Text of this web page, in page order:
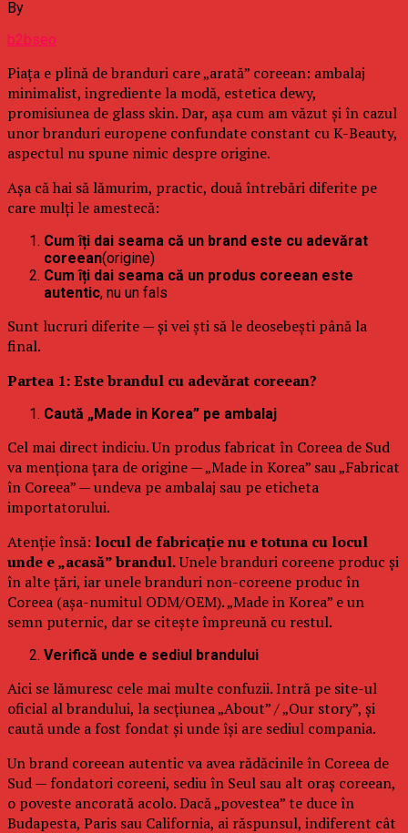
By
b2bseo
Piața e plină de branduri care „arată” coreean: ambalaj
minimalist, ingrediente la modă, estetica dewy,
promisiunea de glass skin. Dar, așa cum am văzut și în cazul
unor branduri europene confundate constant cu K-Beauty,
aspectul nu spune nimic despre origine.
Așa că hai să lămurim, practic, două întrebări diferite pe
care mulți le amestecă:
Cum îți dai seama că un brand este cu adevărat
coreean(origine)
Cum îți dai seama că un produs coreean este
autentic, nu un fals
Sunt lucruri diferite — și vei ști să le deosebești până la
final.
Partea 1: Este brandul cu adevărat coreean?
Caută „Made in Korea” pe ambalaj
Cel mai direct indiciu. Un produs fabricat în Coreea de Sud
va menționa țara de origine — „Made in Korea” sau „Fabricat
în Coreea” — undeva pe ambalaj sau pe eticheta
importatorului.
Atenție însă: locul de fabricație nu e totuna cu locul
unde e „acasă” brandul.Unele branduri coreene produc și
în alte țări, iar unele branduri non-coreene produc în
Coreea (așa-numitul ODM/OEM). „Made in Korea” e un
semn puternic, dar se citește împreună cu restul.
Verifică unde e sediul brandului
Aici se lămuresc cele mai multe confuzii. Intră pe site-ul
oficial al brandului, la secțiunea „About” / „Our story”, și
caută unde a fost fondat și unde își are sediul compania.
Un brand coreean autentic va avea rădăcinile în Coreea de
Sud — fondatori coreeni, sediu în Seul sau alt oraș coreean,
o poveste ancorată acolo. Dacă „povestea” te duce în
Budapesta, Paris sau California, ai răspunsul, indiferent cât